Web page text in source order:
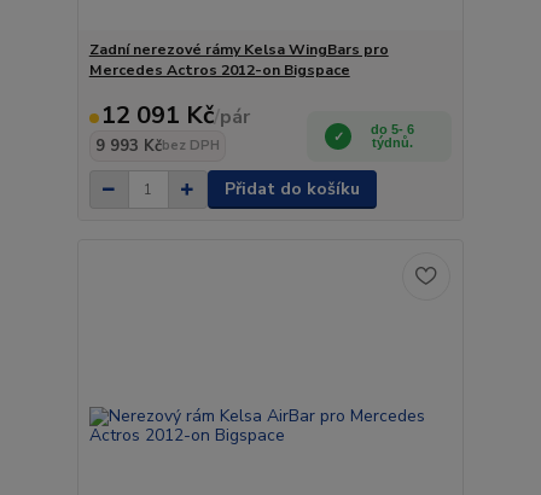
Zadní nerezové rámy Kelsa WingBars pro
Mercedes Actros 2012-on Bigspace
12 091 Kč/pár
9 993 Kčbez DPH
do 5- 6
týdnů.
Přidat do košíku